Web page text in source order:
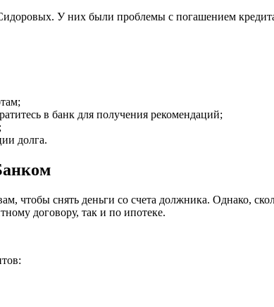
У них были проблемы с погашением
в банк для получения рекомендаций;
долга.
чтобы снять деньги со счета должника. Однако,
договору, так и по ипотеке.